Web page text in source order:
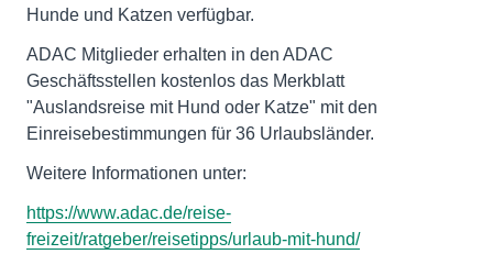
Hunde und Katzen verfügbar.
ADAC Mitglieder erhalten in den ADAC
Geschäftsstellen kostenlos das Merkblatt
"Auslandsreise mit Hund oder Katze" mit den
Einreisebestimmungen für 36 Urlaubsländer.
Weitere Informationen unter:
https://www.adac.de/reise-
freizeit/ratgeber/reisetipps/urlaub-mit-hund/